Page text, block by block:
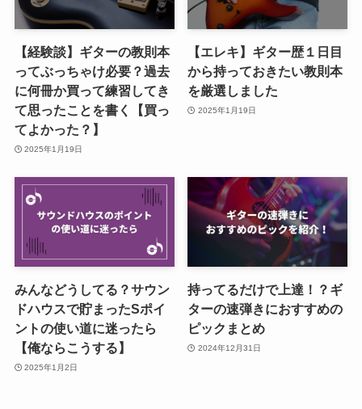
【経験談】ギターの教則本
ってぶっちゃけ必要？過去
に何冊か買って練習してき
て思ったことを書く【買っ
てよかった？】
2025年1月19日
【エレキ】ギター歴１日目
から持っておきたい教則本
を厳選しました
2025年1月19日
みんなどうしてる？サウン
ドハウスで貯まったSポイ
ントの使い道に迷ったら
【俺ならこうする】
2025年1月2日
持ってるだけで上達！？ギ
ターの速弾きにおすすめの
ピックまとめ
2024年12月31日